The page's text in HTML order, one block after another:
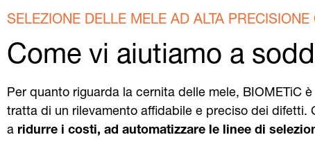
SELEZIONE DELLE MELE AD ALTA
Come vi aiutiamo a
Per quanto riguarda la cernita delle mele, BIOMETiC
tratta di un rilevamento affidabile e preciso dei difetti.
a ridurre i costi, ad automatizzare le linee di